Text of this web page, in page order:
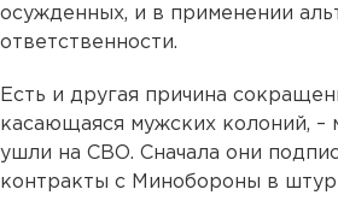
осужденных, и в применении
ответственности.
Есть и другая причина
касающаяся мужских колоний, –
ушли на СВО. Сначала они
контракты с Минобороны в